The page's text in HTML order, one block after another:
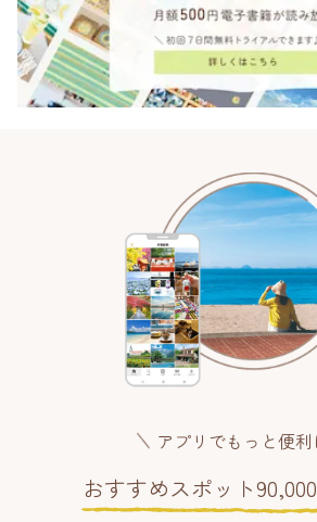
アプリでもっと便利
おすすめスポット